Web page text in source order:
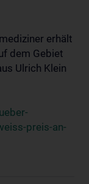
erhält
dem Gebiet
Ulrich Klein
preis-an-